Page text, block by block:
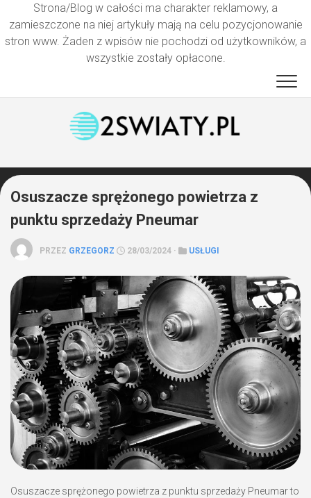
Strona/Blog w całości ma charakter reklamowy, a
zamieszczone na niej artykuły mają na celu pozycjonowanie
stron www. Żaden z wpisów nie pochodzi od użytkowników, a
wszystkie zostały opłacone.
Osuszacze sprężonego powietrza z
punktu sprzedaży Pneumar
PRZEZ GRZEGORZ 28/03/2024 · USŁUGI
Osuszacze sprężonego powietrza z punktu sprzedaży Pneumar to